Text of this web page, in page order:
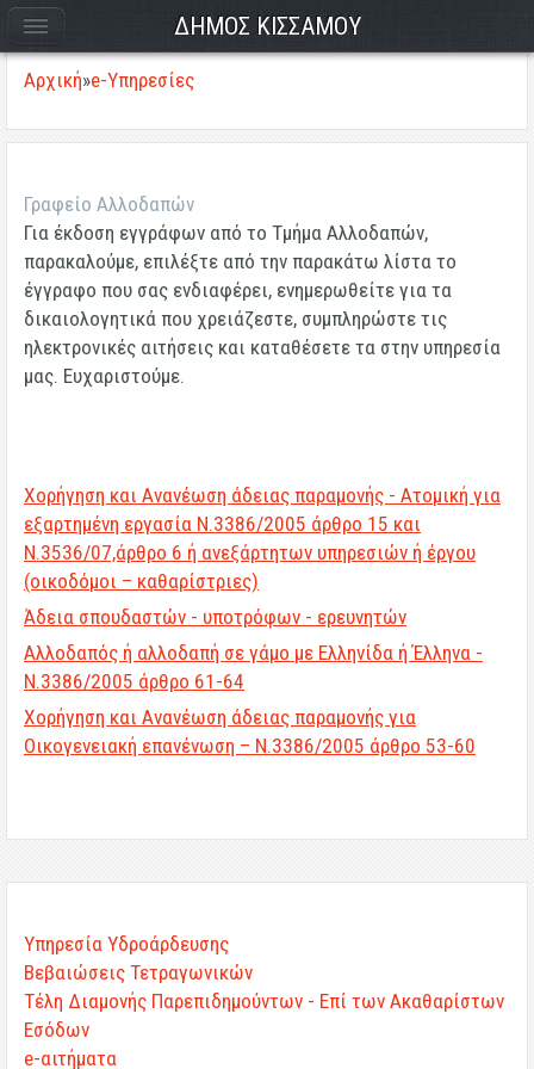
Αρχική»e-Υπηρεσίες
Γραφείο Αλλοδαπών
Για έκδοση εγγράφων από το Τμήμα Αλλοδαπών,
παρακαλούμε, επιλέξτε από την παρακάτω λίστα το
έγγραφο που σας ενδιαφέρει, ενημερωθείτε για τα
δικαιολογητικά που χρειάζεστε, συμπληρώστε τις
ηλεκτρονικές αιτήσεις και καταθέσετε τα στην υπηρεσία
μας. Ευχαριστούμε.
Χορήγηση και Ανανέωση άδειας παραμονής - Ατομική για
εξαρτημένη εργασία Ν.3386/2005 άρθρο 15 και
Ν.3536/07,άρθρο 6 ή ανεξάρτητων υπηρεσιών ή έργου
(οικοδόμοι – καθαρίστριες)
Άδεια σπουδαστών - υποτρόφων - ερευνητών
Αλλοδαπός ή αλλοδαπή σε γάμο με Ελληνίδα ή Έλληνα -
Ν.3386/2005 άρθρο 61-64
Χορήγηση και Ανανέωση άδειας παραμονής για
Οικογενειακή επανένωση – Ν.3386/2005 άρθρο 53-60
Υπηρεσία Υδροάρδευσης
Βεβαιώσεις Τετραγωνικών
Τέλη Διαμονής Παρεπιδημούντων - Επί των Ακαθαρίστων
Εσόδων
e-αιτήματα
ΔΗΜΟΣ ΚΙΣΣΑΜΟΥ